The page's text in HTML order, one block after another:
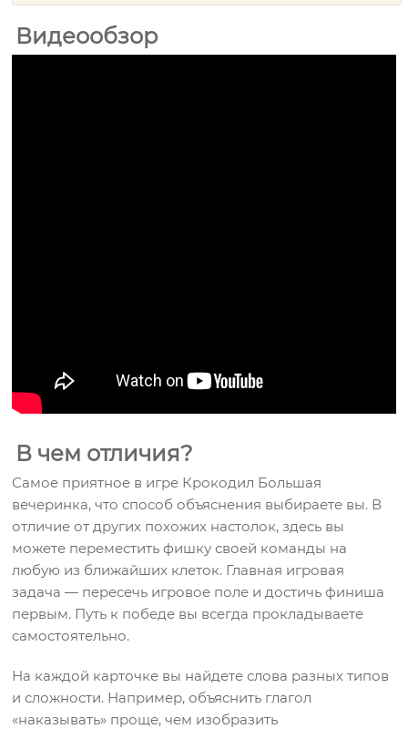
Видеообзор
В чем отличия?
Самое приятное в игре Крокодил Большая
вечеринка, что способ объяснения выбираете вы. В
отличие от других похожих настолок, здесь вы
можете переместить фишку своей команды на
любую из ближайших клеток. Главная игровая
задача — пересечь игровое поле и достичь финиша
первым. Путь к победе вы всегда прокладываете
самостоятельно.
На каждой карточке вы найдете слова разных типов
и сложности. Например, объяснить глагол
«наказывать» проще, чем изобразить